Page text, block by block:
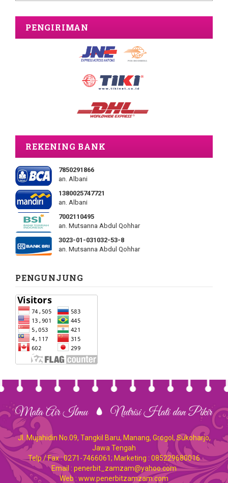
PENGIRIMAN
REKENING BANK
7850291866
an. Albani
1380025747721
an. Albani
7002110495
an. Mutsanna Abdul Qohhar
3023-01-031032-53-8
an. Mutsanna Abdul Qohhar
PENGUNJUNG
Jl. Mujahidin No.09, Tangkil Baru, Manang, Grogol, Sukoharjo,
Jawa Tengah
Telp / Fax : 0271-7466061; Marketing : 085229680016
Email : penerbit_zamzam@yahoo.com
Web : www.penerbitzamzam.com